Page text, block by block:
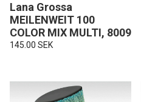
Lana Grossa
MEILENWEIT 100
COLOR MIX MULTI, 8009
145.00 SEK